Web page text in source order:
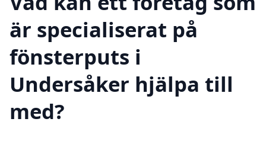
är specialiserat på
fönsterputs i
Undersåker hjälpa till
med?